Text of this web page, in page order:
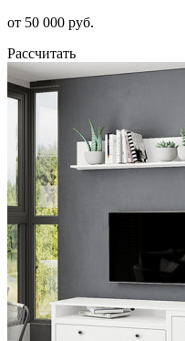
от 50 000 руб.
Рассчитать